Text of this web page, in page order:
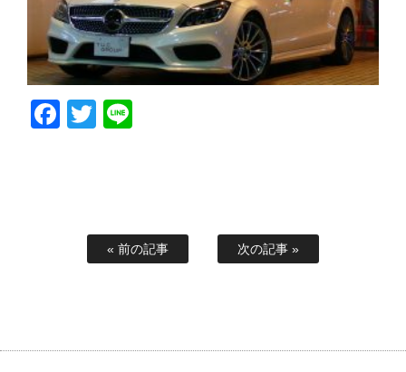
Facebook
Twitter
« 前の記事 次の記事 »